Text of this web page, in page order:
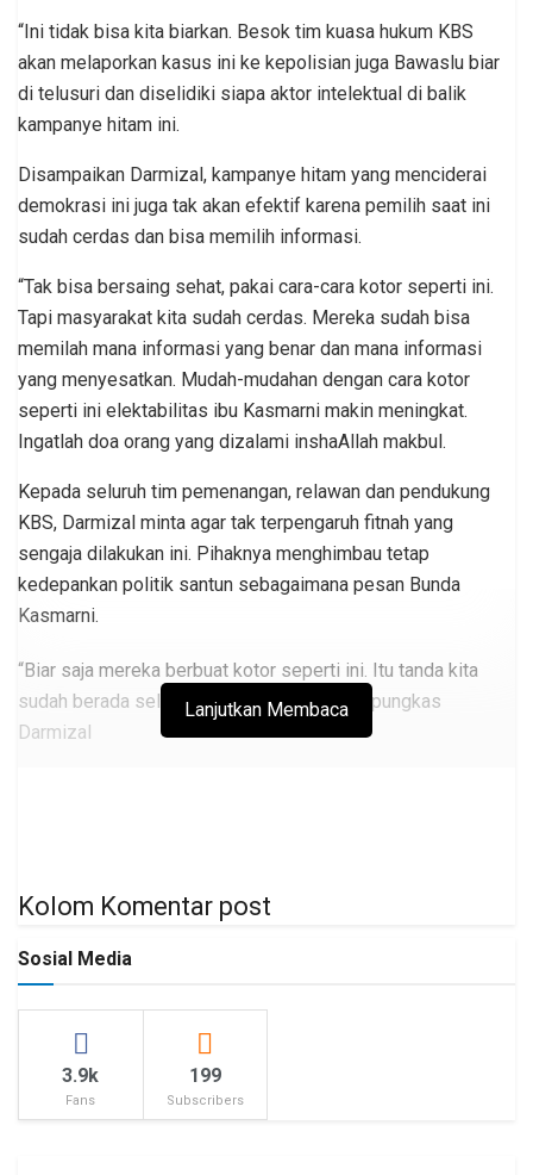
“Ini tidak bisa kita biarkan. Besok tim kuasa hukum KBS
akan melaporkan kasus ini ke kepolisian juga Bawaslu biar
di telusuri dan diselidiki siapa aktor intelektual di balik
kampanye hitam ini.
Disampaikan Darmizal, kampanye hitam yang menciderai
demokrasi ini juga tak akan efektif karena pemilih saat ini
sudah cerdas dan bisa memilih informasi.
“Tak bisa bersaing sehat, pakai cara-cara kotor seperti ini.
Tapi masyarakat kita sudah cerdas. Mereka sudah bisa
memilah mana informasi yang benar dan mana informasi
yang menyesatkan. Mudah-mudahan dengan cara kotor
seperti ini elektabilitas ibu Kasmarni makin meningkat.
Ingatlah doa orang yang dizalami inshaAllah makbul.
Kepada seluruh tim pemenangan, relawan dan pendukung
KBS, Darmizal minta agar tak terpengaruh fitnah yang
sengaja dilakukan ini. Pihaknya menghimbau tetap
kedepankan politik santun sebagaimana pesan Bunda
Kasmarni.
“Biar saja mereka berbuat kotor seperti ini. Itu tanda kita
sudah berada selangkah didepan mereka,” pungkas
Darmizal
Lanjutkan Membaca
Kolom Komentar post
Sosial Media
3.9k
Fans
199
Subscribers